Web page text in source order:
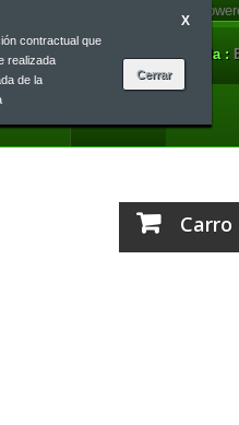
contractual que
realizada
de la
X
Moeda :
Carro